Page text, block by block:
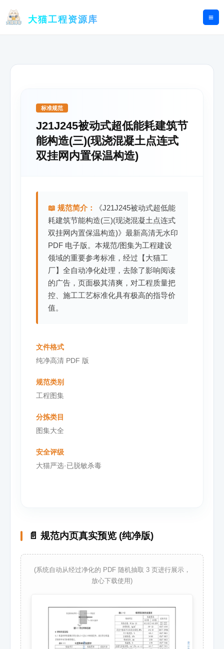
大猫工程资源库
标准规范
J21J245被动式超低能耗建筑节
能构造(三)(现浇混凝土点连式
双挂网内置保温构造)
📖 规范简介：
《J21J245被动式超低能
耗建筑节能构造(三)(现浇混凝土点连式
双挂网内置保温构造)》最新高清无水印
PDF 电子版。本规范/图集为工程建设
领域的重要参考标准，经过【大猫工
厂】全自动净化处理，去除了影响阅读
的广告，页面极其清爽，对工程质量把
控、施工工艺标准化具有极高的指导价
值。
文件格式
纯净高清 PDF 版
规范类别
工程图集
分拣类目
图集大全
安全评级
大猫严选·已脱敏杀毒
📄 规范内页真实预览 (纯净版)
(系统自动从经过净化的 PDF 随机抽取 3 页进行展示，
放心下载使用)